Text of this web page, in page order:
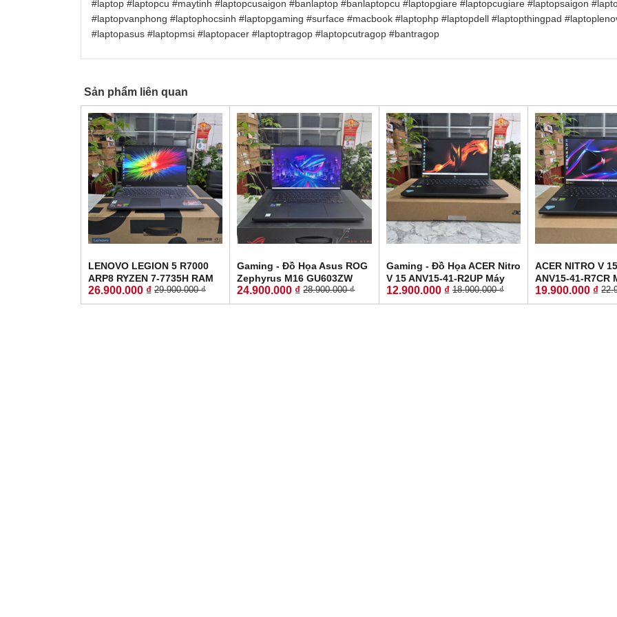
#laptop #laptopcu #maytinh #laptopcusaigon #banlaptop #banlaptopcu #laptopgiare #laptopcugiare #laptopsaigon
#laptopvanphong #laptophocsinh #laptopgaming #surface #macbook #laptophp #laptopdell #laptopthingpad
#laptopasus #laptopmsi #laptopacer #laptoptragop #laptopcutragop #bantragop
Sản phẩm liên quan
LENOVO LEGION 5 R7000
ARP8 RYZEN 7-7735H RAM
16GG SSD 512GB RTX™
4060 8GB GDDR6 MÀN HÌNH
26.900.000 ₫ 29.900.000 ₫
Gaming - Đồ Họa Asus ROG
Zephyrus M16 GU603ZW
CORE I9-12900H RAM 16GB
SSD 512GB RTX 3070 Ti 8GB
24.900.000 ₫ 28.900.000 ₫
Gaming - Đồ Họa ACER Nitro
V 15 ANV15-41-R2UP Máy
LikeNew-Bảo Hành Hãng
RYZEN 5-6600H RAM 16GB
12.900.000 ₫ 18.900.000 ₫
ACER NITRO V
ANV15-41-R7CR
LikeNew-Còn
Hãng RYZEN 5-
19.900.000 ₫